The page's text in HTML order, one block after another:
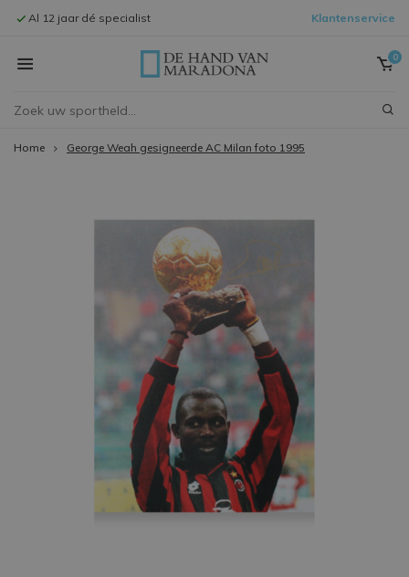
Al 12 jaar dé specialist Klantenservice
0
Home George Weah gesigneerde AC Milan foto 1995